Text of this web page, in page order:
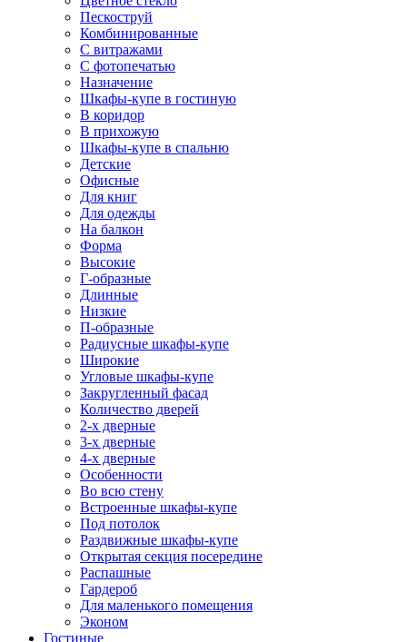
Пескоструй
Комбинированные
С витражами
С фотопечатью
Назначение
Шкафы-купе в гостиную
В коридор
В прихожую
Шкафы-купе в спальню
Детские
Офисные
Для книг
Для одежды
На балкон
Форма
Высокие
Г-образные
Длинные
Низкие
П-образные
Радиусные шкафы-купе
Широкие
Угловые шкафы-купе
Закругленный фасад
Количество дверей
2-х дверные
3-х дверные
4-х дверные
Особенности
Во всю стену
Встроенные шкафы-купе
Под потолок
Раздвижные шкафы-купе
Открытая секция посередине
Распашные
Гардероб
Для маленького помещения
Эконом
Гостиные